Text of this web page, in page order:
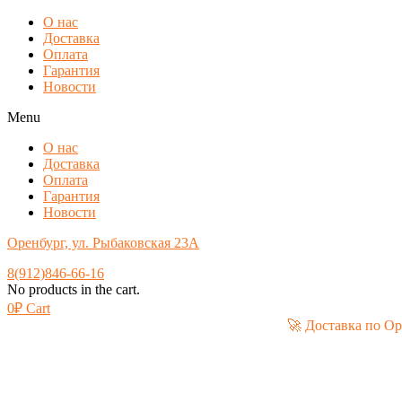
О нас
Доставка
Оплата
Гарантия
Новости
Menu
О нас
Доставка
Оплата
Гарантия
Новости
Оренбург, ул. Рыбаковская 23А
8(912)846-66-16
No products in the cart.
0₽ Cart
🚀